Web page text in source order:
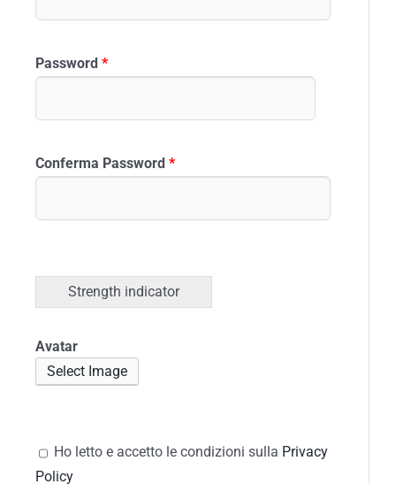
Password *
Conferma Password *
Strength indicator
Avatar
Select Image
Ho letto e accetto le condizioni sulla Privacy
Policy